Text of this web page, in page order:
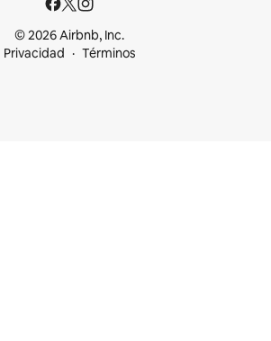
© 2026 Airbnb, Inc.
Privacidad
Términos